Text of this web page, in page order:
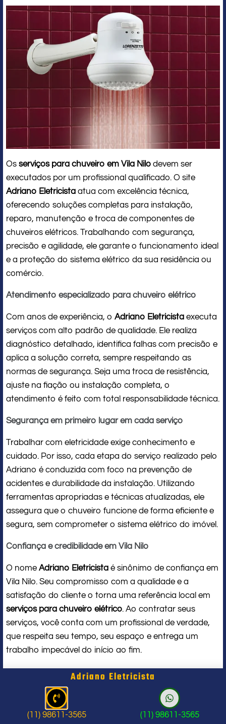
Os serviços para chuveiro em Vila Nilo devem ser
executados por um profissional qualificado. O site
Adriano Eletricista atua com excelência técnica,
oferecendo soluções completas para instalação,
reparo, manutenção e troca de componentes de
chuveiros elétricos. Trabalhando com segurança,
precisão e agilidade, ele garante o funcionamento ideal
e a proteção do sistema elétrico da sua residência ou
comércio.
Atendimento especializado para chuveiro elétrico
Com anos de experiência, o Adriano Eletricista executa
serviços com alto padrão de qualidade. Ele realiza
diagnóstico detalhado, identifica falhas com precisão e
aplica a solução correta, sempre respeitando as
normas de segurança. Seja uma troca de resistência,
ajuste na fiação ou instalação completa, o
atendimento é feito com total responsabilidade técnica.
Segurança em primeiro lugar em cada serviço
Trabalhar com eletricidade exige conhecimento e
cuidado. Por isso, cada etapa do serviço realizado pelo
Adriano é conduzida com foco na prevenção de
acidentes e durabilidade da instalação. Utilizando
ferramentas apropriadas e técnicas atualizadas, ele
assegura que o chuveiro funcione de forma eficiente e
segura, sem comprometer o sistema elétrico do imóvel.
Confiança e credibilidade em Vila Nilo
O nome Adriano Eletricista é sinônimo de confiança em
Vila Nilo. Seu compromisso com a qualidade e a
satisfação do cliente o torna uma referência local em
serviços para chuveiro elétrico. Ao contratar seus
serviços, você conta com um profissional de verdade,
que respeita seu tempo, seu espaço e entrega um
trabalho impecável do início ao fim.
Problema com chuveiro: sinais que
indicam a hora de chamar um
profissional
Adriano Eletricista
(11) 98611-3565 (11) 98611-3565